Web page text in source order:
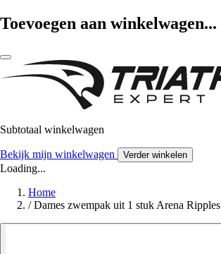
Toevoegen aan winkelwagen...
Subtotaal winkelwagen
Bekijk mijn winkelwagen Verder winkelen
Loading...
Home
/ Dames zwempak uit 1 stuk Arena Ripples